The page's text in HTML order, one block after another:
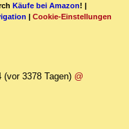
Käufe bei Amazon! |
| Cookie-Einstellungen
(vor 3378 Tagen) @